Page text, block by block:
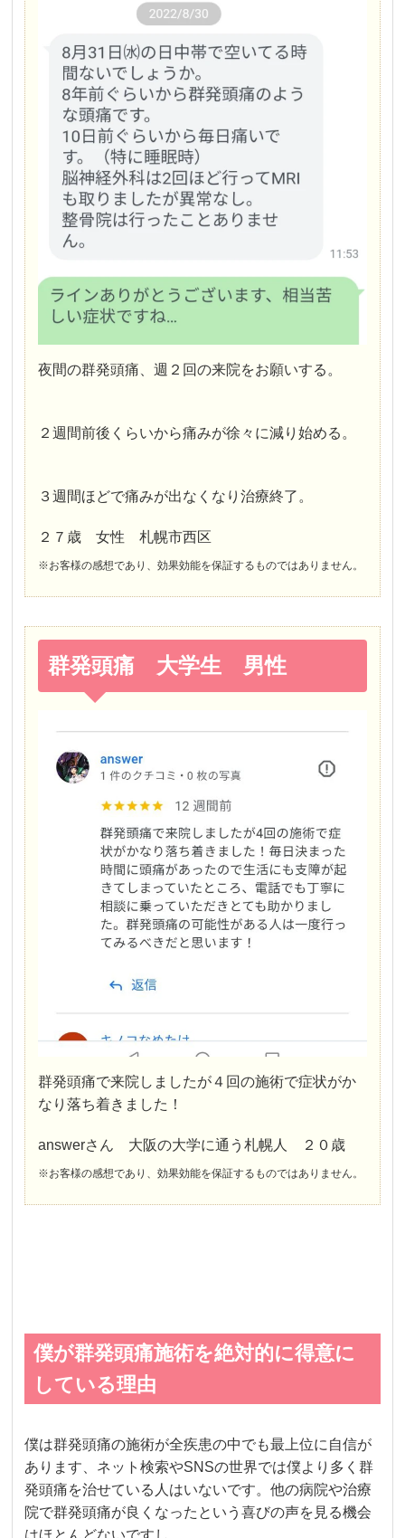
夜間の群発頭痛、週２回の来院をお願いする。
２週間前後くらいから痛みが徐々に減り始める。
３週間ほどで痛みが出なくなり治療終了。
２７歳 女性 札幌市西区
※お客様の感想であり、効果効能を保証するものではありません。
群発頭痛 大学生 男性
群発頭痛で来院しましたが４回の施術で症状がか
なり落ち着きました！
answerさん 大阪の大学に通う札幌人 ２０歳
※お客様の感想であり、効果効能を保証するものではありません。
僕が群発頭痛施術を絶対的に得意に
している理由
僕は群発頭痛の施術が全疾患の中でも最上位に自信が
あります、ネット検索やSNSの世界では僕より多く群
発頭痛を治せている人はいないです。他の病院や治療
院で群発頭痛が良くなったという喜びの声を見る機会
はほとんどないですし。